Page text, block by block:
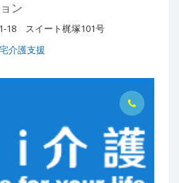
ン
18 スイート梶塚101号
介護支援